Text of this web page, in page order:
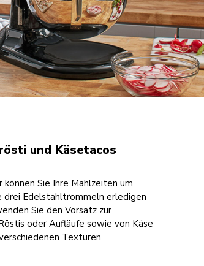
und Käsetacos
Sie Ihre Mahlzeiten um
drei Edelstahltrommeln erledigen
Sie den Vorsatz zur
oder Aufläufe sowie von Käse
Texturen